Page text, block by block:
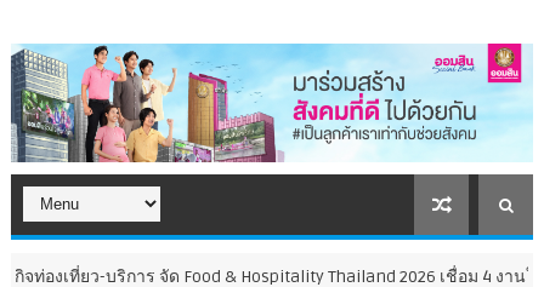
าร จัด Food & Hospitality Thailand 2026 เชื่อม 4 งานใหญ่ สร้างโอกา